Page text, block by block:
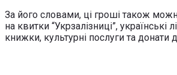
За його словами, ці гроші також
на квитки “Укрзалізниці”, українські
книжки, культурні послуги та донати